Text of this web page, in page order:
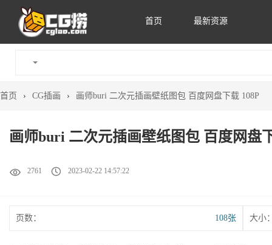
首页 最新资源
首页 › CG插画 › 画师buri 二次元插画壁纸图包 百度网盘下载 108P
画师buri 二次元插画壁纸图包 百度网盘
2761 2023-02-22 14:57:22
页数： 108张 大小